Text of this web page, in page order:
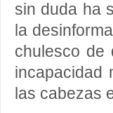
sin duda ha
la
chulesco de
incapacidad
las cabezas